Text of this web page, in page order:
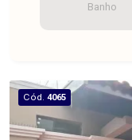
Banho
Cód. 4065